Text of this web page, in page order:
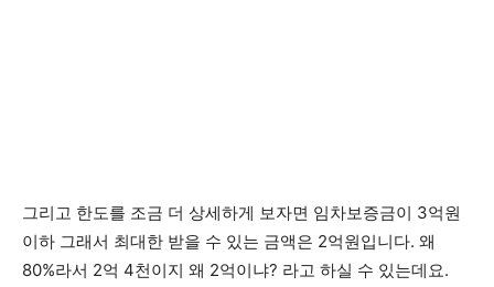
그리고 한도를 조금 더 상세하게 보자면 임차보증금이 3억원
이하 그래서 최대한 받을 수 있는 금액은 2억원입니다. 왜
80%라서 2억 4천이지 왜 2억이냐? 라고 하실 수 있는데요.